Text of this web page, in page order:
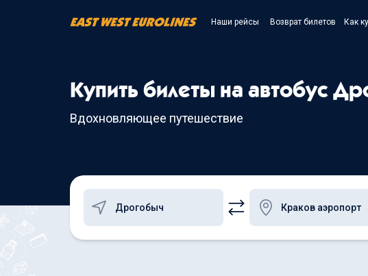
Наши рейсы Возврат билетов Как
Купить билеты на автобус
Вдохновляющее путешествие